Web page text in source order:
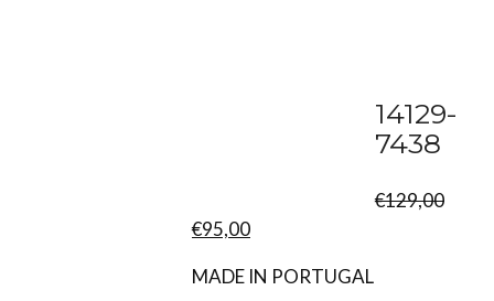
14129-
7438
€129,00
Le
initial
€95,00Le
actuel
MADE IN PORTUGAL